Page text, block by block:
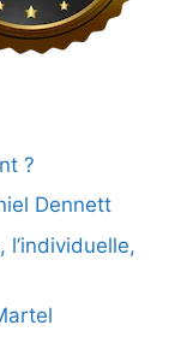
?
Dennett